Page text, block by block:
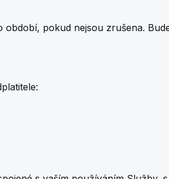
pokud nejsou zrušena.